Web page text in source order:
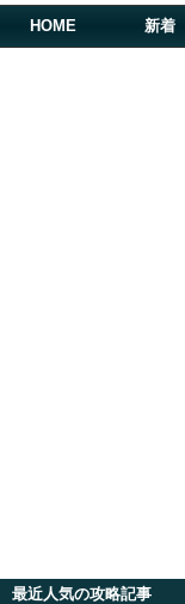
HOME 新着
最近人気の攻略記事